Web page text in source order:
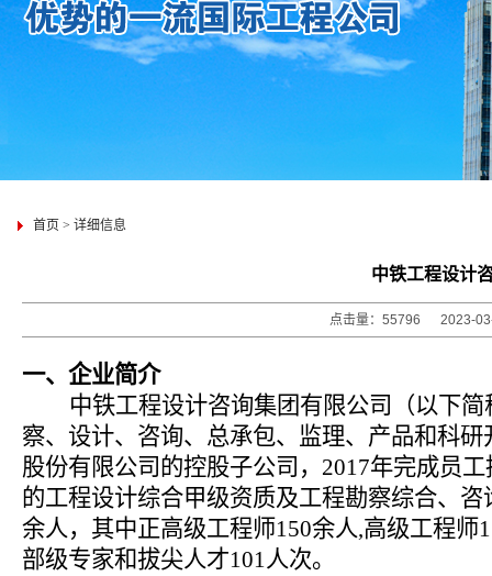
首页 > 详细信息
中铁工程设计
点击量：55796 2023-
一、企业简介
中铁工程设计咨询集团有限公司（以下简
察、设计、咨询、总承包、监理、产品和科
股份有限公司的控股子公司， 2017年完成员
的工程设计综合甲级资质及工程勘察综合、
余人，其中正高级工程师150余人,高级工程师
部级专家和拔尖人才101人次。